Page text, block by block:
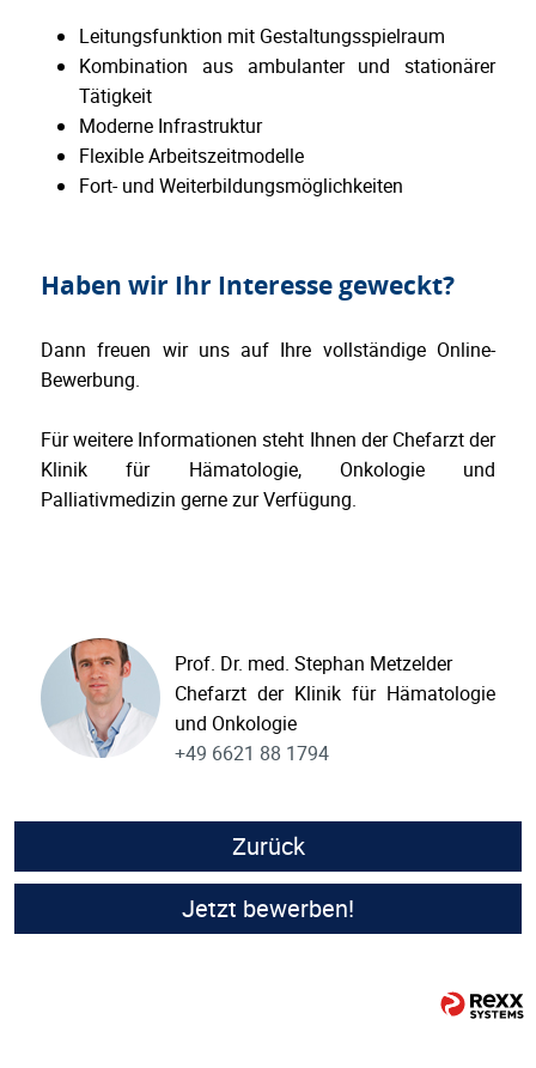
Leitungsfunktion mit Gestaltungsspielraum
Kombination aus ambulanter und stationärer
Tätigkeit
Moderne Infrastruktur
Flexible Arbeitszeitmodelle
Fort- und Weiterbildungsmöglichkeiten
Haben wir Ihr Interesse geweckt?
Dann freuen wir uns auf Ihre vollständige Online-
Bewerbung.
Für weitere Informationen steht Ihnen der Chefarzt der
Klinik für Hämatologie, Onkologie und
Palliativmedizin gerne zur Verfügung.
Prof. Dr. med. Stephan Metzelder
Chefarzt der Klinik für Hämatologie
und Onkologie
+49 6621 88 1794
Zurück
Jetzt bewerben!